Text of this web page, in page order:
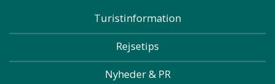
Turistinformation
Rejsetips
Nyheder & PR